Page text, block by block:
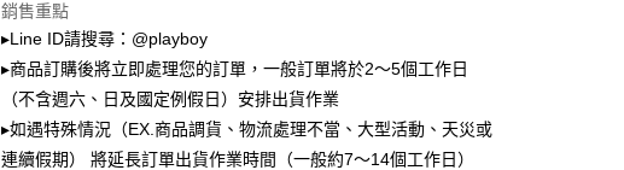
相關說明
【大哥付你分期使用說明】
1.本服務由台灣大哥大提供，台灣大哥大用戶可立即使用無須另外申請。
2.付款方式選擇「大哥付你分期」，訂單成立後會自動跳轉到大哥付的交易
流程，驗證手機門號後，選擇欲分期的期數、繳款截止日，確認付款後即
完成交易。
3.實際核准額度、可分期數及費用金額請依後續交易確認頁面所載為準。
ATM付款
運送方式
銷售重點
▸Line ID請搜尋：@playboy
▸商品訂購後將立即處理您的訂單，一般訂單將於2～5個工作日
（不含週六、日及國定例假日）安排出貨作業
▸如遇特殊情況（EX.商品調貨、物流處理不當、大型活動、天災或
連續假期） 將延長訂單出貨作業時間（一般約7～14個工作日）